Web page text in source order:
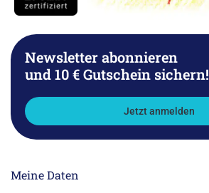
Newsletter abonnieren
und 10 € Gutschein sichern!
Jetzt anmelden
Meine Daten